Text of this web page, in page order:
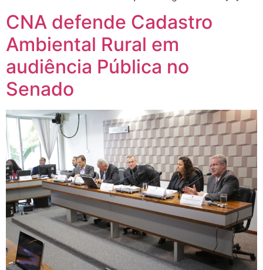
CNA defende Cadastro
Ambiental Rural em
audiência Pública no
Senado